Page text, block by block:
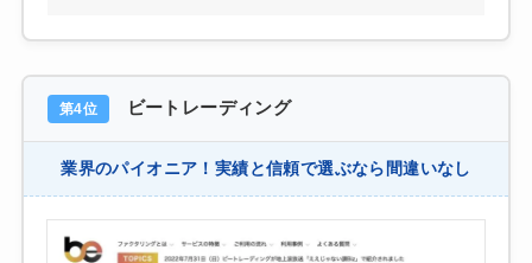
第4位 ビートレーディング
業界のパイオニア！実績と信頼で選ぶなら間違いなし